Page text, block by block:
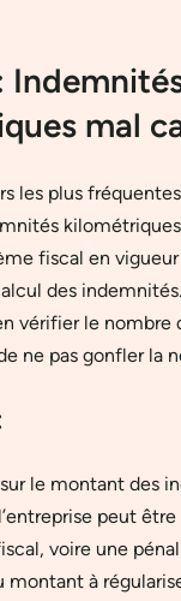
mal
les plus
fiscal en
des
vérifier le nombre
ne pas gonfler la
sur le montant des
peut être
voire une
montant à